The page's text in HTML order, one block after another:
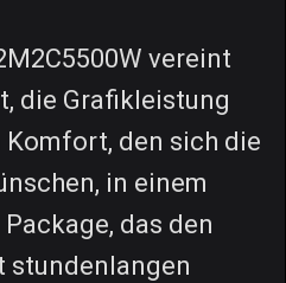
vereint
die Grafikleistung
Komfort, den sich die
in einem
das den
stundenlangen